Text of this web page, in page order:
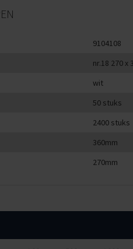
9104108
nr.18 270 x
wit
50 stuks
2400 stuks
360mm
270mm